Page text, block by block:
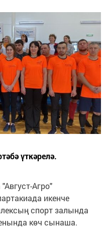
үткәрелә.
Агро"
икенче
спорт залында
көч сынаша.